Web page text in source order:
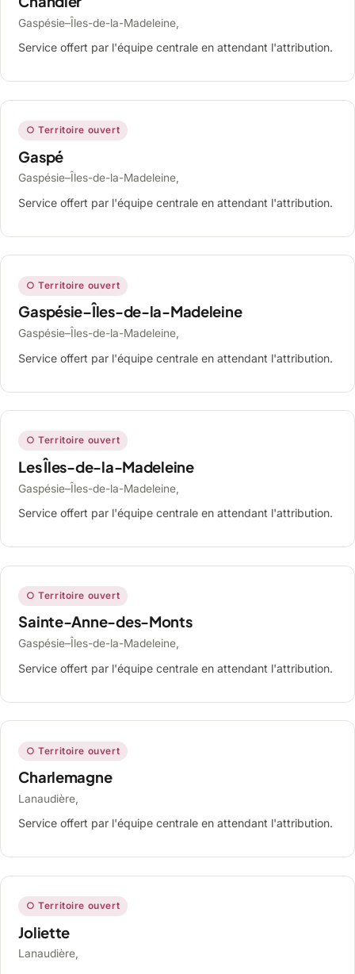
Gaspésie–Îles-de-la-Madeleine,
Service offert par l'équipe centrale en attendant l'attribution.
○ Territoire ouvert
Gaspé
Gaspésie–Îles-de-la-Madeleine,
Service offert par l'équipe centrale en attendant l'attribution.
○ Territoire ouvert
Gaspésie–Îles-de-la-Madeleine
Gaspésie–Îles-de-la-Madeleine,
Service offert par l'équipe centrale en attendant l'attribution.
○ Territoire ouvert
Les Îles-de-la-Madeleine
Gaspésie–Îles-de-la-Madeleine,
Service offert par l'équipe centrale en attendant l'attribution.
○ Territoire ouvert
Sainte-Anne-des-Monts
Gaspésie–Îles-de-la-Madeleine,
Service offert par l'équipe centrale en attendant l'attribution.
○ Territoire ouvert
Charlemagne
Lanaudière,
Service offert par l'équipe centrale en attendant l'attribution.
○ Territoire ouvert
Joliette
Lanaudière,